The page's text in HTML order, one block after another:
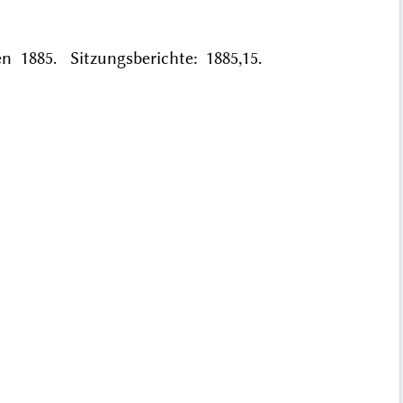
1885. Sitzungsberichte: 1885,15.